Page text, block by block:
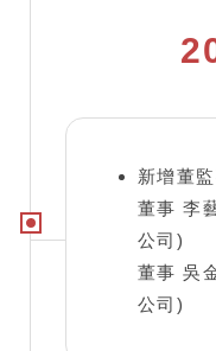
新增董
董事 李
公司)
董事 吳
公司)